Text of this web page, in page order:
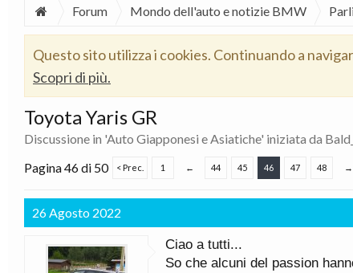
Forum Mondo dell'auto e notizie BMW
Questo sito utilizza i cookies. Continuando a
Scopri di più.
Toyota Yaris GR
Discussione in 'Auto Giapponesi e Asiatiche' iniziata da
Pagina 46 di 50
< Prec. 1 ← 44 45 46 47 48 →
26 Agosto 2022
Ciao a tutti...
So che alcuni del passion